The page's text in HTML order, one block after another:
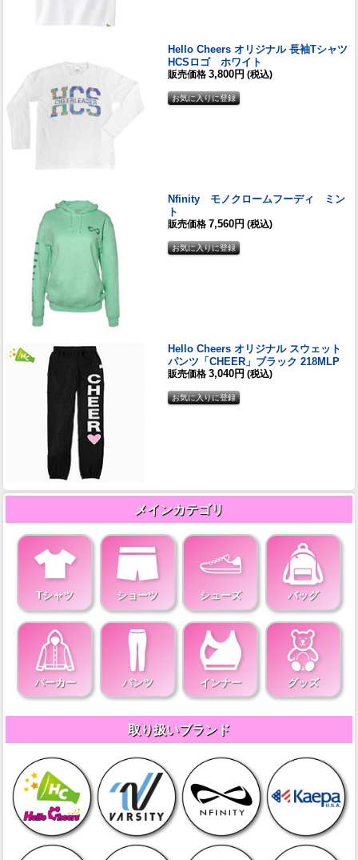
Hello Cheers オリジナル 長袖Tシャツ
HCSロゴ ホワイト
販売価格 3,800円 (税込)
Nfinity モノクロームフーディ ミン
ト
販売価格 7,560円 (税込)
Hello Cheers オリジナル スウェット
パンツ「CHEER」ブラック 218MLP
販売価格 3,040円 (税込)
メインカテゴリ
Tシャツ ショーツ シューズ バッグ
パーカー パンツ インナー グッズ
取り扱いブランド